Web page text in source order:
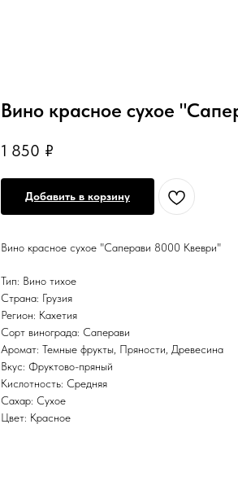
Вино красное сухое
1 850 ₽
Добавить в корзину
Вино красное сухое "Саперави 8000 Квеври"
Тип: Вино тихое
Страна: Грузия
Регион: Кахетия
Сорт винограда: Саперави
Аромат: Темные фрукты, Пряности, Древесина
Вкус: Фруктово-пряный
Кислотность: Средняя
Сахар: Сухое
Цвет: Красное